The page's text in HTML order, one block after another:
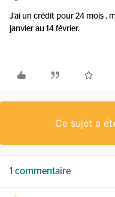
J’ai un crédit pour 24 mois ,
janvier au 14 février.
Ce sujet a
1 commentaire